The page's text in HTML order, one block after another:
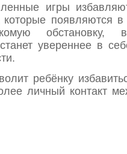
игры
которые появляются
обстановку,
увереннее в
ребёнку
личный контакт